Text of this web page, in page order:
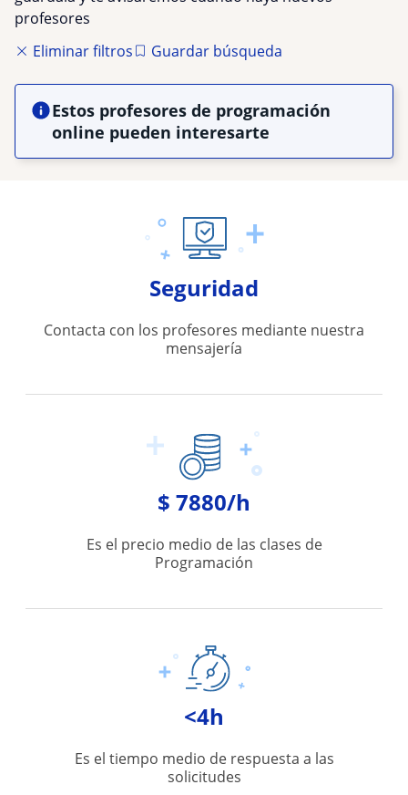
profesores
Eliminar filtros
Guardar búsqueda
Estos profesores de programación
online pueden interesarte
Seguridad
Contacta con los profesores mediante nuestra
mensajería
$ 7880/h
Es el precio medio de las clases de
Programación
<4h
Es el tiempo medio de respuesta a las
solicitudes